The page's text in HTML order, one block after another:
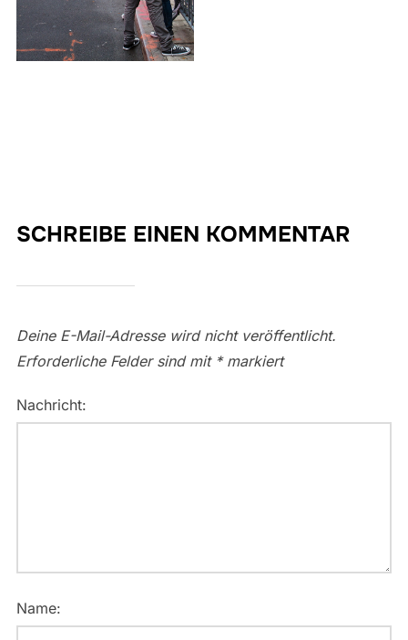
SCHREIBE EINEN KOMMENTAR
Deine E-Mail-Adresse wird nicht veröffentlicht.
Erforderliche Felder sind mit *markiert
Nachricht:
Name: